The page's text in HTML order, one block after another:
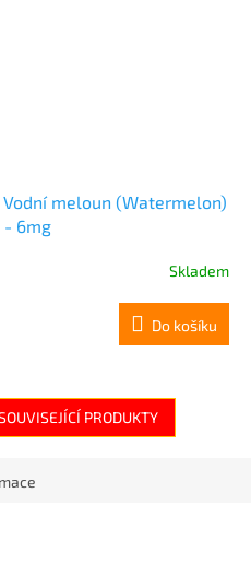
meloun (Watermelon)
- 6mg
Skladem
Do košíku
PRODUKTY